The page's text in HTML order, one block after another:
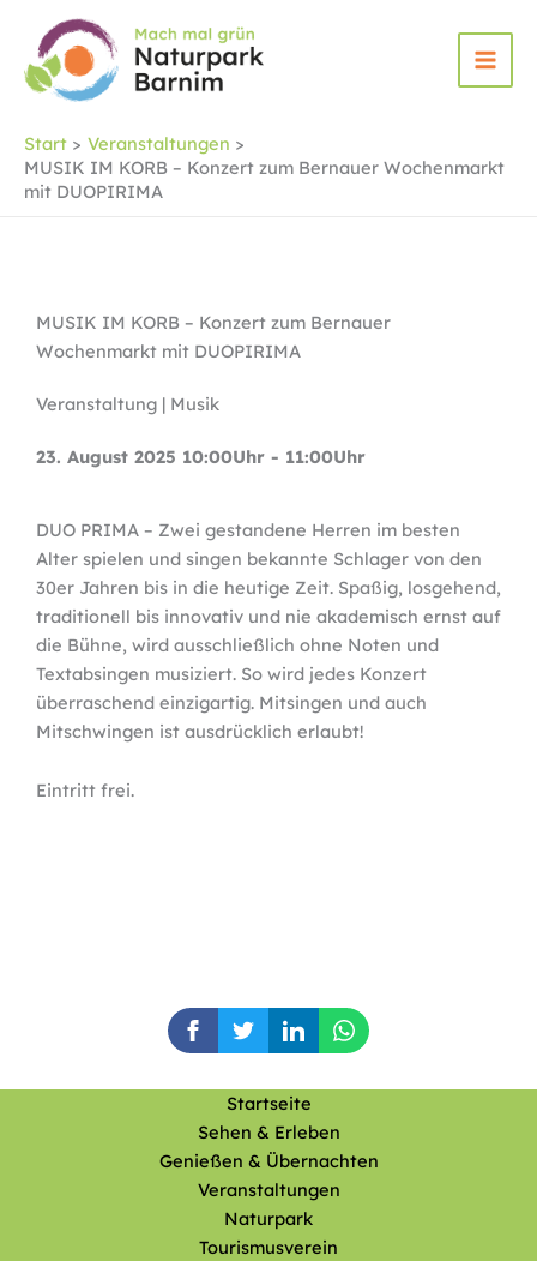
Inhalt
springen
Start
Veranstaltungen
MUSIK IM KORB – Konzert zum Bernauer Wochenmarkt
mit DUOPIRIMA
MUSIK IM KORB – Konzert zum Bernauer
Wochenmarkt mit DUOPIRIMA
Veranstaltung | Musik
23. August 2025 10:00Uhr - 11:00Uhr
DUO PRIMA – Zwei gestandene Herren im besten
Alter spielen und singen bekannte Schlager von den
30er Jahren bis in die heutige Zeit. Spaßig, losgehend,
traditionell bis innovativ und nie akademisch ernst auf
die Bühne, wird ausschließlich ohne Noten und
Textabsingen musiziert. So wird jedes Konzert
überraschend einzigartig. Mitsingen und auch
Mitschwingen ist ausdrücklich erlaubt!
Eintritt frei.
Startseite
Sehen & Erleben
Genießen & Übernachten
Veranstaltungen
Naturpark
Tourismusverein